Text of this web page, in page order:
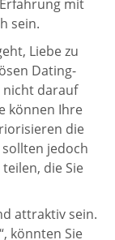
mit
sein.
Liebe zu
Dating-
nicht darauf
können Ihre
die
jedoch
die Sie
attraktiv sein.
könnten Sie